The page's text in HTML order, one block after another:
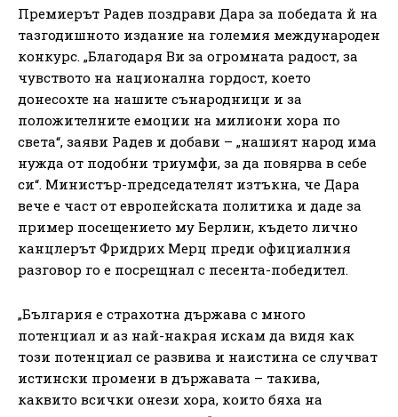
Премиерът Радев поздрави Дара за победата й на
тазгодишното издание на големия международен
конкурс. „Благодаря Ви за огромната радост, за
чувството на национална гордост, което
донесохте на нашите сънародници и за
положителните емоции на милиони хора по
света“, заяви Радев и добави – „нашият народ има
нужда от подобни триумфи, за да повярва в себе
си“. Министър-председателят изтъкна, че Дара
вече е част от европейската политика и даде за
пример посещението му Берлин, където лично
канцлерът Фридрих Мерц преди официалния
разговор го е посрещнал с песента-победител.
„България е страхотна държава с много
потенциал и аз най-накрая искам да видя как
този потенциал се развива и наистина се случват
истински промени в държавата – такива,
каквито всички онези хора, които бяха на